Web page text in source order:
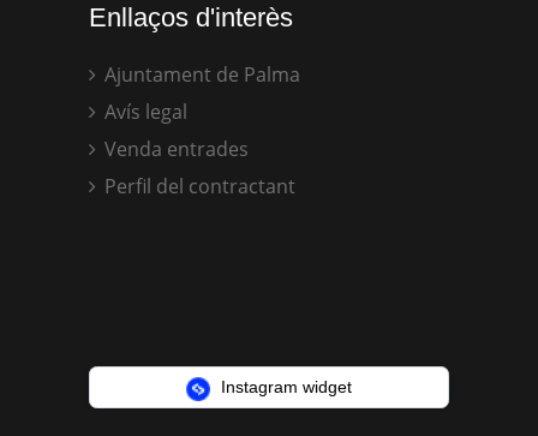
Enllaços d'interès
Ajuntament de Palma
Avís legal
Venda entrades
Perfil del contractant
Instagram widget